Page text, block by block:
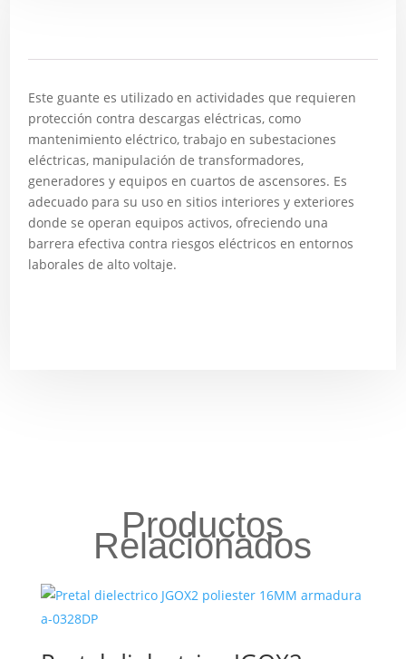
Este guante es utilizado en actividades que requieren
protección contra descargas eléctricas, como
mantenimiento eléctrico, trabajo en subestaciones
eléctricas, manipulación de transformadores,
generadores y equipos en cuartos de ascensores. Es
adecuado para su uso en sitios interiores y exteriores
donde se operan equipos activos, ofreciendo una
barrera efectiva contra riesgos eléctricos en entornos
laborales de alto voltaje.
Productos
Relacionados